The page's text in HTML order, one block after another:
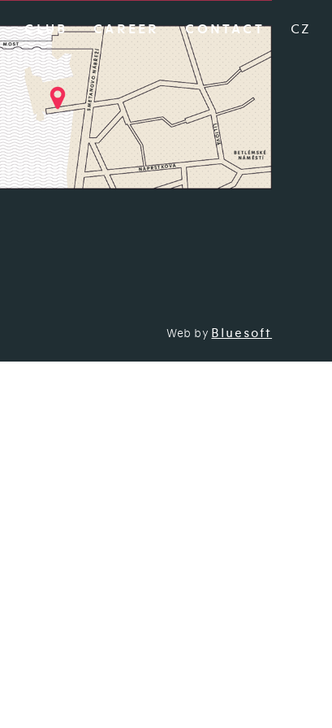
CLUB CAREER CONTACT CZ
Web by Bluesoft